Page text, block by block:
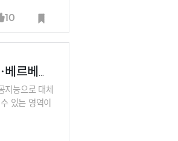
10
내안의 창조본능⑧ 당신은 고양이의 귀로 세상을 들어본 적이 있는가…베르베르가 상상력의 품질을 높이는 방법
지능으로 대체
있는 영역이
나르 베르베